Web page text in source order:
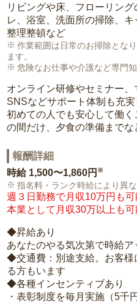
リビングや床、フローリン
レ、浴室、洗面所の掃除、キ
整理整頓など
作業範囲は日常のお掃除とな
ます。
危険なお仕事や介護など専門
オンライン研修やセミナー
SNSなどサポート体制も充
初めての人でも安心して働
の間だけ、夕食の準備までな
報酬詳細
時給 1,500〜1,860円 ※
指名料・ランク時給により異
週３日勤務で月収10万円も可
本業として月収30万以上も可
◆昇給あり
あなたのやる気次第で時給ア
◆交通費：別途支給。お客様
る方もいます
◆各種インセンティブあり
・表彰制度を毎月実施（5千